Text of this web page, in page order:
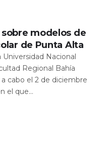
modelos de
de Punta Alta
Universidad Nacional
Regional Bahía
a cabo el 2 de diciembre
el que...